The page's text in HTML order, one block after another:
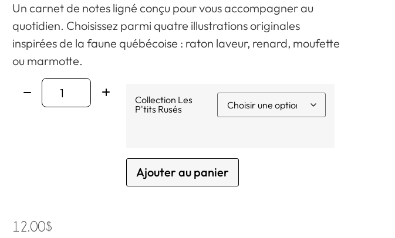
Un carnet de notes ligné conçu pour vous accompagner au
quotidien. Choisissez parmi quatre illustrations originales
inspirées de la faune québécoise : raton laveur, renard, moufette
ou marmotte.
Collection Les
P'tits Rusés
Ajouter au panier
12.00$